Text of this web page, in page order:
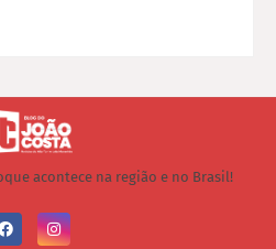
acontece na região e no Brasil!